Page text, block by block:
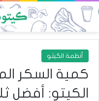
أنظمة الكيتو
كمية السكر
الكيتو: أفضل